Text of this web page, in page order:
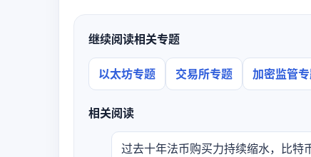
继续阅读相关专题
以太坊专题 交易所专题 加密监管
相关阅读
过去十年法币购买力持续缩水，比特